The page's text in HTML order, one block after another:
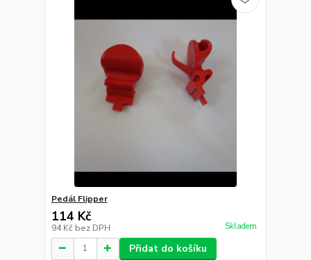
Pedál Flipper
114 Kč
94 Kč bez DPH Skladem
Přidat do košíku